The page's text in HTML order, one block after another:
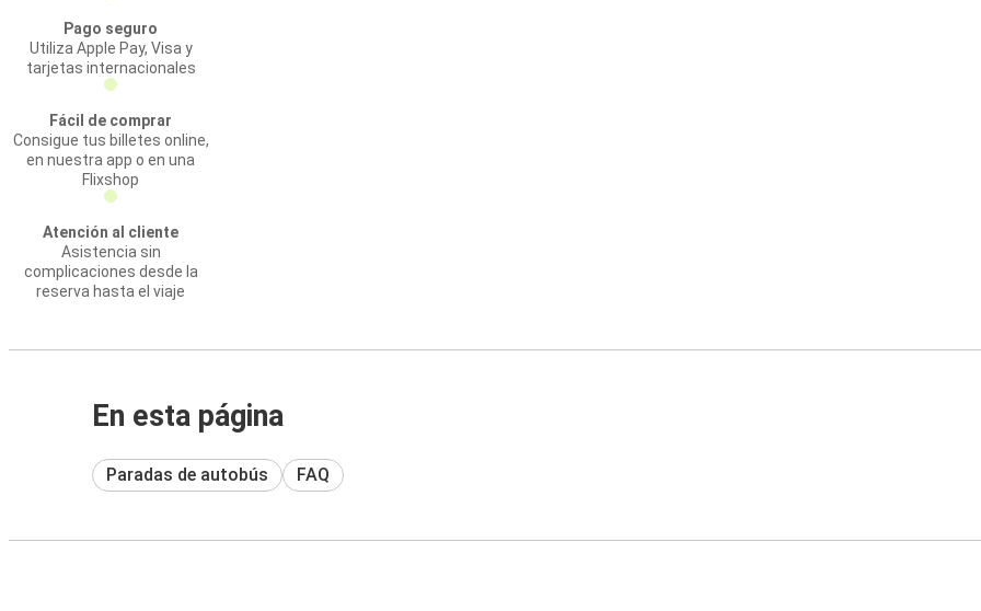
Pago seguro
Utiliza Apple Pay, Visa y
tarjetas internacionales
Fácil de comprar
Consigue tus billetes online,
en nuestra app o en una
Flixshop
Atención al cliente
Asistencia sin
complicaciones desde la
reserva hasta el viaje
En esta página
Paradas de autobús FAQ